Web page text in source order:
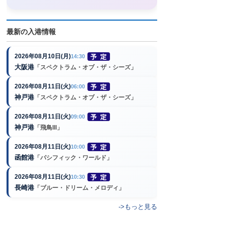
最新の入港情報
2026年08月10日(月)14:30
大阪港 「スペクトラム・オブ・ザ・シーズ」
2026年08月11日(火)06:00
神戸港 「スペクトラム・オブ・ザ・シーズ」
2026年08月11日(火)09:00
神戸港 「飛鳥III」
2026年08月11日(火)10:00
函館港 「パシフィック・ワールド」
2026年08月11日(火)10:30
長崎港 「ブルー・ドリーム・メロディ」
->もっと見る